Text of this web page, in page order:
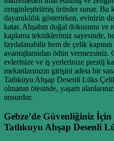
zenginleştirilmiş ürünler sunar. Bu
dayanıklılık gösterirken, evinizin
katar. Ahşabın doğal dokusunu ve
kaplama tekniklerimiz sayesinde,
faydalanabilir hem de çelik
avantajlarından ödün vermezsiniz.
evlerinize ve iş yerlerinize prestij
mekanlarınızın girişini adeta bir
Tatlıkuyu Ahşap Desenli Lüks
olmanın ötesinde, yaşam
unsurdur.
Gebze’de Güvenliğiniz
Tatlıkuyu Ahşap Desenli